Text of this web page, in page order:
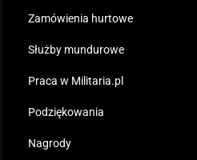
Zamówienia hurtowe
Służby mundurowe
Praca w Militaria.pl
Podziękowania
Nagrody